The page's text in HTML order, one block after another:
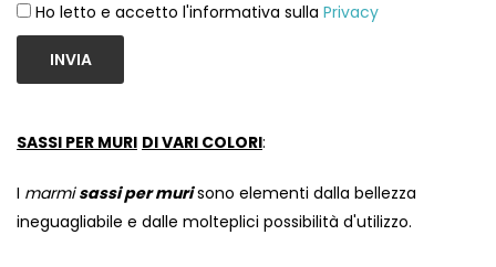
Ho letto e accetto l'informativa sulla Privacy
INVIA
SASSI PER MURI DI VARI COLORI:
I marmisassi per murisono elementi dalla bellezza
ineguagliabile e dalle molteplici possibilità d'utilizzo.